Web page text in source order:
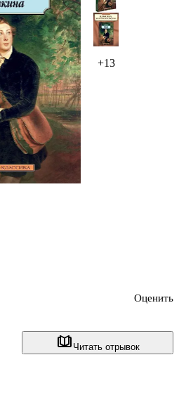
+13
Читать отрывок
Оценить